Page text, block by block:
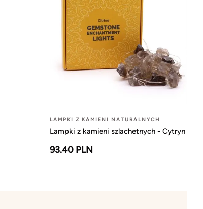
LAMPKI Z KAMIENI NATURALNYCH
Lampki z kamieni szlachetnych - Cytryn
93.40 PLN